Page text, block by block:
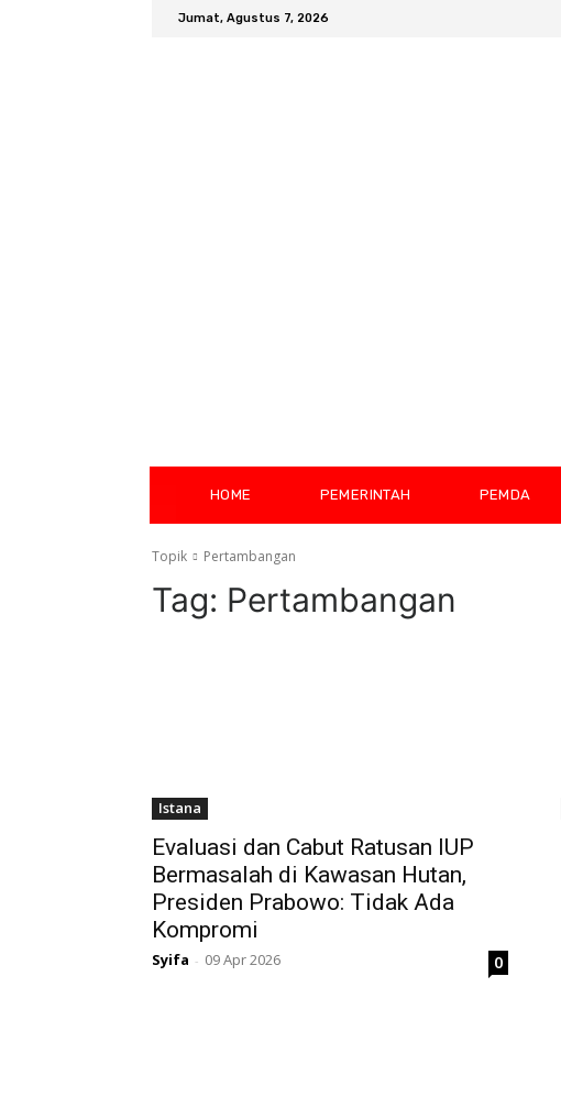
Jumat, Agustus 7, 2026
HOME PEMERINTAH PEMDA
Topik Pertambangan
Tag: Pertambangan
Istana
Evaluasi dan Cabut Ratusan IUP
Bermasalah di Kawasan Hutan,
Presiden Prabowo: Tidak Ada
Kompromi
Syifa - 09 Apr 2026 0